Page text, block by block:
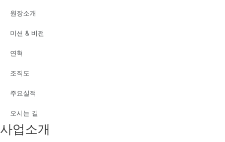
원장소개
미션 & 비전
연혁
조직도
주요실적
오시는 길
사업소개